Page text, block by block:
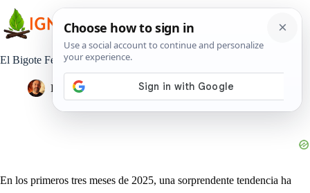
contenido
El Bigote Femenino se Impone en 2025
Pedro Lisperguer 14 abril, 2025 Estilo de Vida
En los primeros tres meses de 2025, una sorprendente tendencia ha